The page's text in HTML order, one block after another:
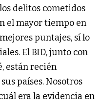
delitos cometidos
el mayor tiempo en
puntajes, sí lo
El BID, junto con
están recién
países. Nosotros
era la evidencia en